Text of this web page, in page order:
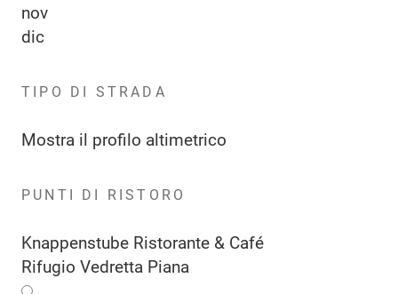
nov
dic
TIPO DI STRADA
Mostra il profilo altimetrico
PUNTI DI RISTORO
Knappenstube Ristorante & Café
Rifugio Vedretta Piana